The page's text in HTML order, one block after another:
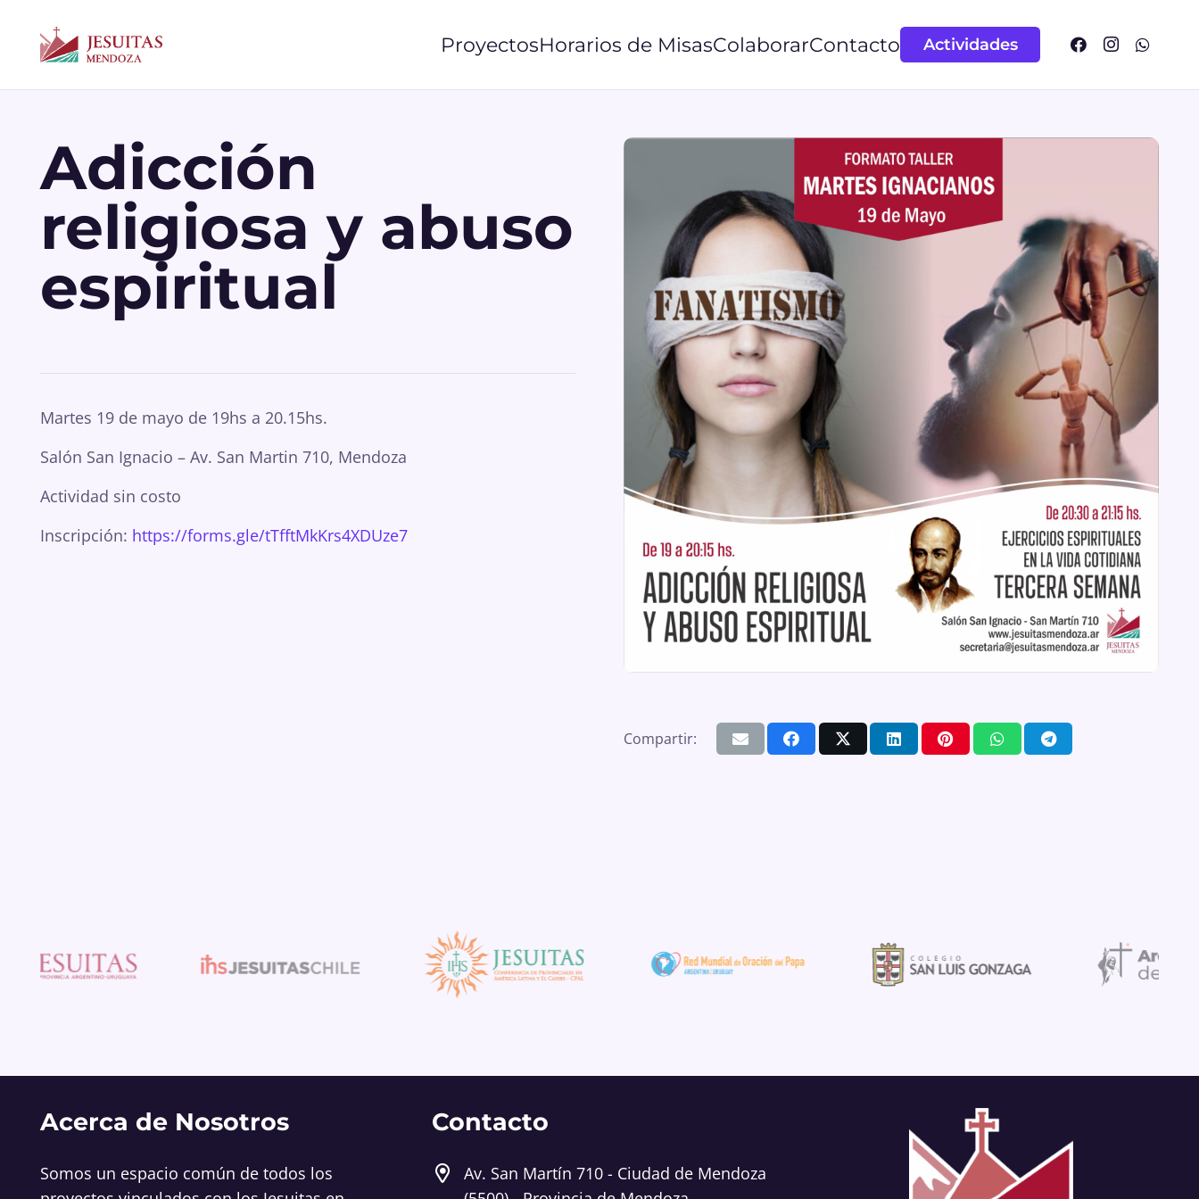
ProyectosHorarios de MisasColaborarContacto Actividades
Adicción
religiosa y abuso
espiritual
Martes 19 de mayo de 19hs a 20.15hs.
Salón San Ignacio – Av. San Martin 710, Mendoza
Actividad sin costo
Inscripción: https://forms.gle/tTfftMkKrs4XDUze7
Compartir:
Acerca de Nosotros
Somos un espacio común de todos los
Contacto
Av. San Martín 710 - Ciudad de Mendoza